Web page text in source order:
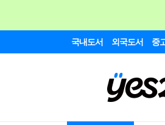
국내도서 외국도서 중